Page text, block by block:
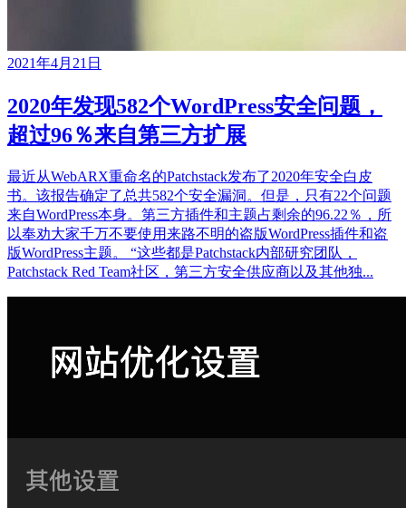
2021年4月21日
2020年发现582个WordPress安全问题，
超过96％来自第三方扩展
最近从WebARX重命名的Patchstack发布了2020年安全白皮
书。该报告确定了总共582个安全漏洞。但是，只有22个问题
来自WordPress本身。第三方插件和主题占剩余的96.22％，所
以奉劝大家千万不要使用来路不明的盗版WordPress插件和盗
版WordPress主题。 “这些都是Patchstack内部研究团队，
Patchstack Red Team社区，第三方安全供应商以及其他独...